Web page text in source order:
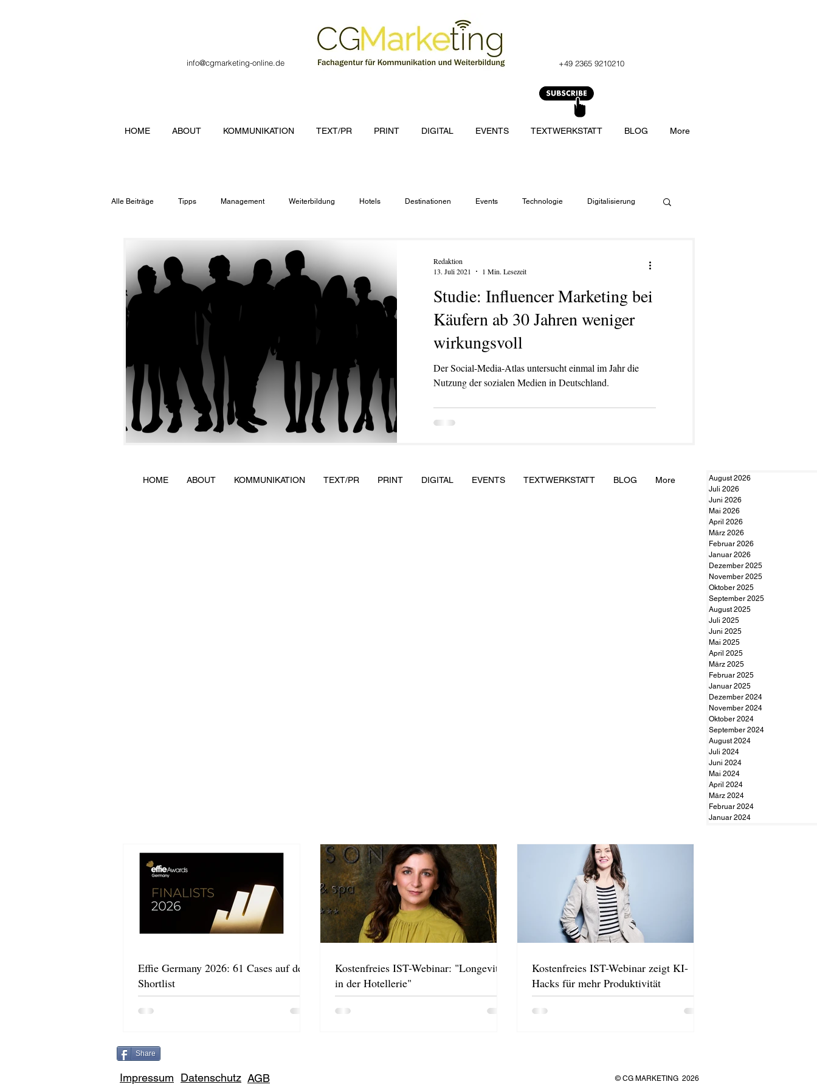
info@cgmarketing-online.de +49 2365 9210210
HOME ABOUT KOMMUNIKATION TEXT/PR PRINT DIGITAL EVENTS TEXTWERKSTATT BLOG More
Alle Beiträge Tipps Management Weiterbildung Hotels Destinationen Events Technologie Digitalisierung
Locations
Studie: Influencer Marketing bei
Käufern ab 30 Jahren weniger
wirkungsvoll
Der Social-Media-Atlas untersucht einmal im Jahr die
Nutzung der sozialen Medien in Deutschland.
Redaktion
13. Juli 2021
1 Min. Lesezeit
August 2026
Juli 2026
Juni 2026
Mai 2026
April 2026
März 2026
Februar 2026
Januar 2026
Dezember 2025
November 2025
Oktober 2025
September 2025
August 2025
Juli 2025
Juni 2025
Mai 2025
April 2025
März 2025
Februar 2025
Januar 2025
Dezember 2024
November 2024
Oktober 2024
September 2024
August 2024
Juli 2024
Juni 2024
Mai 2024
April 2024
März 2024
Februar 2024
Januar 2024
Effie Germany 2026: 61 Cases auf der
Shortlist
Kostenfreies IST-Webinar: "Longevity
in der Hotellerie"
Kostenfreies IST-Webinar zeigt KI-
Hacks für mehr Produktivität
Share
HOME ABOUT KOMMUNIKATION TEXT/PR PRINT DIGITAL EVENTS TEXTWERKSTATT BLOG More
Impressum Datenschutz AGB © CG MARKETING 2026